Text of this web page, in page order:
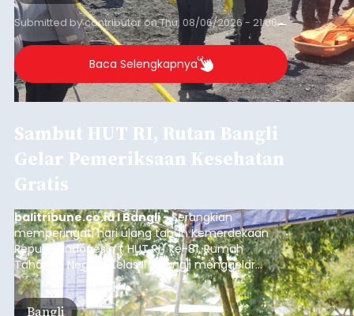
Submitted bycontributoronThu, 08/06/2026 - 21:06
Baca Selengkapnya
Sambut HUT RI, Rutan Bangli
Gelar Pemeriksaan Kesehatan
Gratis
balitribune.co.id I Bangli -Serangkian
memperingati hari ulang tahun Kemerdekaan
Republik Indonesia ( HUT RI) ke-81, Rumah
Tahanan Negara Kelas II B Bangli menggelar
kegiatan pemeriksaan kesehatan gratis, Rabu
(6/8/2026).
Bangli